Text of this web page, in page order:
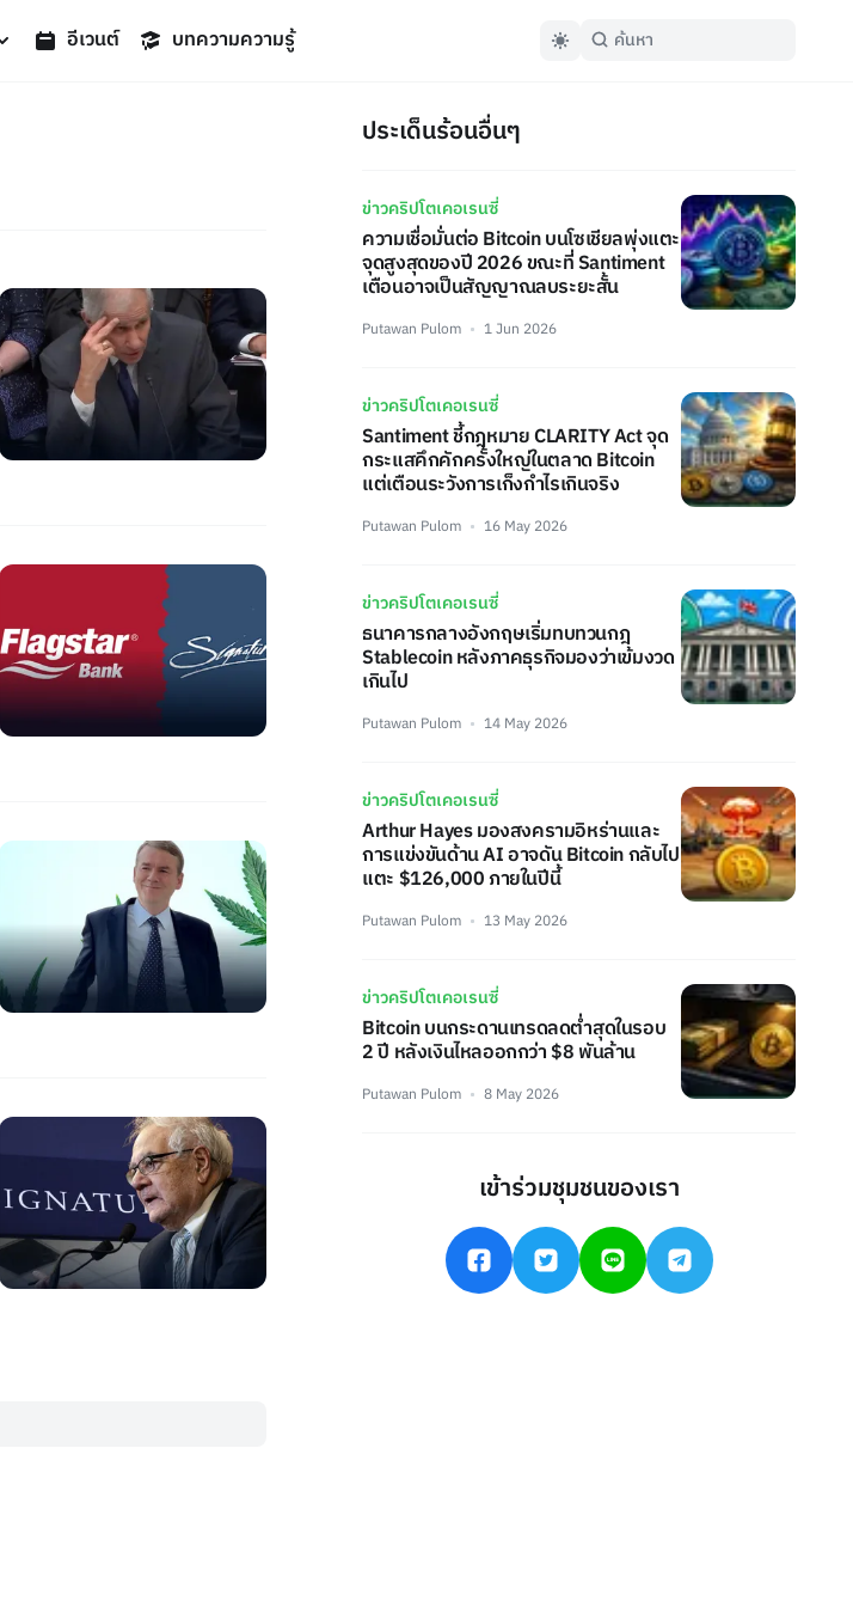
อีเวนต์ บทความความรู้
ประเด็นร้อนอื่นๆ
ข่าวคริปโตเคอเรนซี่
ความเชื่อมั่นต่อ Bitcoin บนโซเชียลพุ่งแตะ
จุดสูงสุดของปี 2026 ขณะที่ Santiment
เตือนอาจเป็นสัญญาณลบระยะสั้น
Putawan Pulom 1 Jun 2026
ข่าวคริปโตเคอเรนซี่
Santiment ชี้กฎหมาย CLARITY Act จุด
กระแสคึกคักครั้งใหญ่ในตลาด Bitcoin
แต่เตือนระวังการเก็งกำไรเกินจริง
Putawan Pulom 16 May 2026
ข่าวคริปโตเคอเรนซี่
ธนาคารกลางอังกฤษเริ่มทบทวนกฎ
Stablecoin หลังภาคธุรกิจมองว่าเข้มงวด
เกินไป
Putawan Pulom 14 May 2026
ข่าวคริปโตเคอเรนซี่
Arthur Hayes มองสงครามอิหร่านและ
การแข่งขันด้าน AI อาจดัน Bitcoin กลับไป
แตะ $126,000 ภายในปีนี้
Putawan Pulom 13 May 2026
ข่าวคริปโตเคอเรนซี่
Bitcoin บนกระดานเทรดลดต่ำสุดในรอบ
2 ปี หลังเงินไหลออกกว่า $8 พันล้าน
Putawan Pulom 8 May 2026
เข้าร่วมชุมชนของเรา